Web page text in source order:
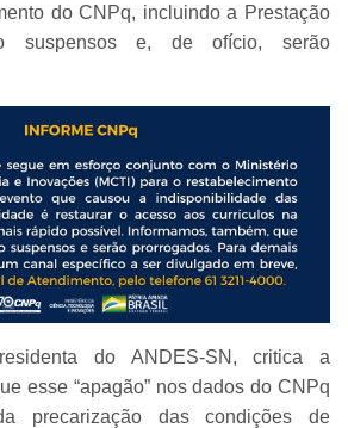
do CNPq, incluindo a Prestação
suspensos e, de ofício, serão
do ANDES-SN, critica a
esse “apagão” nos dados do CNPq
precarização das condições de